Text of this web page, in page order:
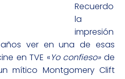
Recuerdo
la
impresión
ver en una de esas
en TVE «Yo confieso»de
mítico Montgomery Clift